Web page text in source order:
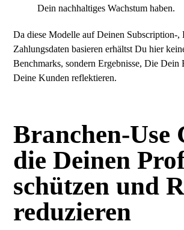
Dein nachhaltiges Wachstum haben.
Da diese Modelle auf Deinen Subscription-
Zahlungsdaten basieren erhältst Du hier
Benchmarks, sondern Ergebnisse, Die Dein
Deine Kunden reflektieren.
Branchen-Use
die Deinen
schützen und
reduzieren